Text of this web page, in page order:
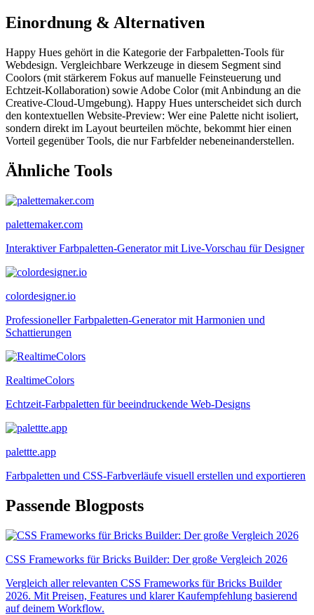
Einordnung & Alternativen
Happy Hues gehört in die Kategorie der Farbpaletten-Tools für
Webdesign. Vergleichbare Werkzeuge in diesem Segment sind
Coolors (mit stärkerem Fokus auf manuelle Feinsteuerung und
Echtzeit-Kollaboration) sowie Adobe Color (mit Anbindung an die
Creative-Cloud-Umgebung). Happy Hues unterscheidet sich durch
den kontextuellen Website-Preview: Wer eine Palette nicht isoliert,
sondern direkt im Layout beurteilen möchte, bekommt hier einen
Vorteil gegenüber Tools, die nur Farbfelder nebeneinanderstellen.
Ähnliche Tools
palettemaker.com
Interaktiver Farbpaletten-Generator mit Live-Vorschau für Designer
colordesigner.io
Professioneller Farbpaletten-Generator mit Harmonien und
Schattierungen
RealtimeColors
Echtzeit-Farbpaletten für beeindruckende Web-Designs
palettte.app
Farbpaletten und CSS-Farbverläufe visuell erstellen und exportieren
Passende Blogposts
CSS Frameworks für Bricks Builder: Der große Vergleich 2026
Vergleich aller relevanten CSS Frameworks für Bricks Builder
2026. Mit Preisen, Features und klarer Kaufempfehlung basierend
auf deinem Workflow.